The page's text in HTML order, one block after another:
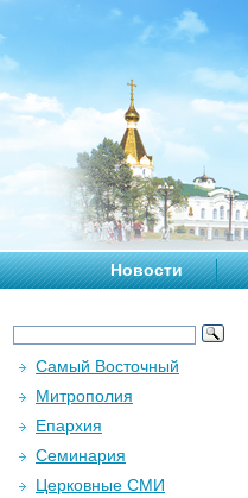
Новости
Самый Восточный
Митрополия
Епархия
Семинария
Церковные СМИ